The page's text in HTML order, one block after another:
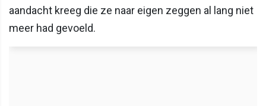
aandacht kreeg die ze naar eigen zeggen al lang niet
meer had gevoeld.